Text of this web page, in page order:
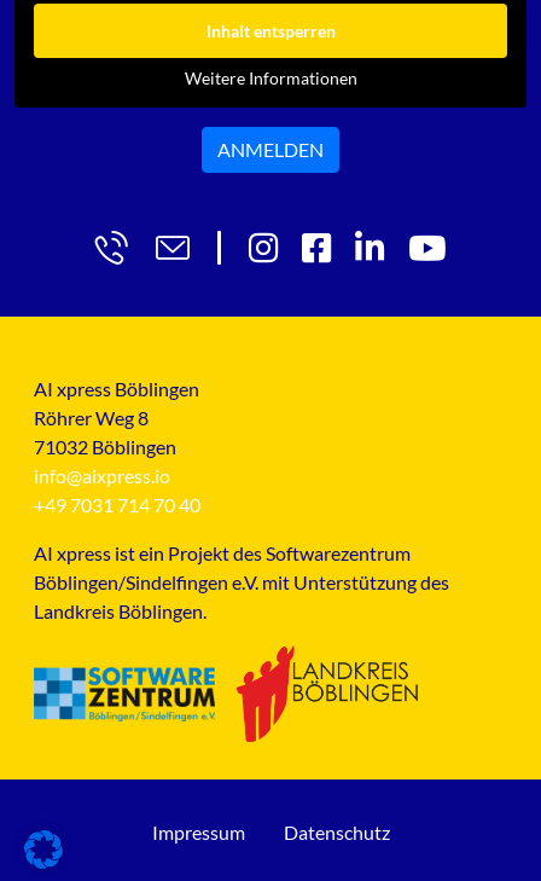
Inhalt entsperren
Weitere Informationen
ANMELDEN
AI xpress Böblingen
Röhrer Weg 8
71032 Böblingen
info@aixpress.io
+49 7031 714 70 40
AI xpress ist ein Projekt des Softwarezentrum
Böblingen/Sindelfingen e.V. mit Unterstützung des
Landkreis Böblingen.
Impressum Datenschutz